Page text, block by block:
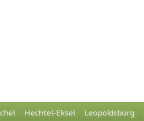
Hechtel-Eksel Leopoldsburg